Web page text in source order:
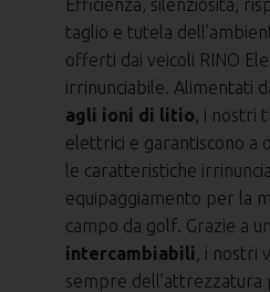
Efficienza, silenziosità,
taglio e tutela
offerti dai veicoli RINO
irrinunciabile. Alimentati
agli ioni di litio, i nostri
elettrici e garantiscono a
le caratteristiche
equipaggiamento per la
campo da golf. Grazie a un
intercambiabili , i nostri
sempre